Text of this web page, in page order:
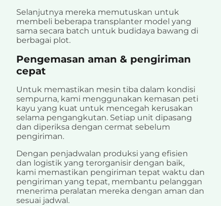
Selanjutnya mereka memutuskan untuk
membeli beberapa transplanter model yang
sama secara batch untuk budidaya bawang di
berbagai plot.
Pengemasan aman & pengiriman
cepat
Untuk memastikan mesin tiba dalam kondisi
sempurna, kami menggunakan kemasan peti
kayu yang kuat untuk mencegah kerusakan
selama pengangkutan. Setiap unit dipasang
dan diperiksa dengan cermat sebelum
pengiriman.
Dengan penjadwalan produksi yang efisien
dan logistik yang terorganisir dengan baik,
kami memastikan pengiriman tepat waktu dan
pengiriman yang tepat, membantu pelanggan
menerima peralatan mereka dengan aman dan
sesuai jadwal.